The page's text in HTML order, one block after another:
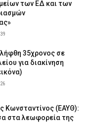
των ΕΔ και των
35χρονος σε
για διακίνηση
Κωνσταντίνος (ΕΑΥΘ):
στα λεωφορεία της